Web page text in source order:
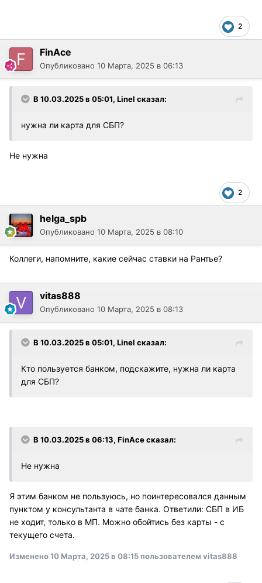
2
FinAce
Опубликовано 10 Марта, 2025 в 06:13
В 10.03.2025 в 05:01, Linel сказал:
нужна ли карта для СБП?
Не нужна
2
helga_spb
Опубликовано 10 Марта, 2025 в 08:10
Коллеги, напомните, какие сейчас ставки на Рантье?
vitas888
Опубликовано 10 Марта, 2025 в 08:13
В 10.03.2025 в 05:01, Linel сказал:
Кто пользуется банком, подскажите, нужна ли карта
для СБП?
В 10.03.2025 в 06:13, FinAceсказал:
Не нужна
Я этим банком не пользуюсь, но поинтересовался данным
пунктом у консультанта в чате банка. Ответили: СБП в ИБ
не ходит, только в МП. Можно обойтись без карты - с
текущего счета.
Изменено10 Марта, 2025 в 08:15пользователем vitas888